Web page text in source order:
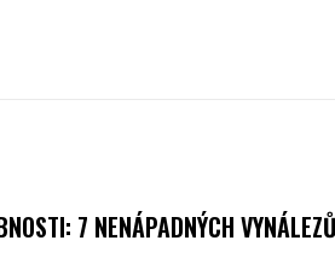
7 NENÁPADNÝCH